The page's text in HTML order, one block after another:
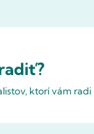
ktorí vám